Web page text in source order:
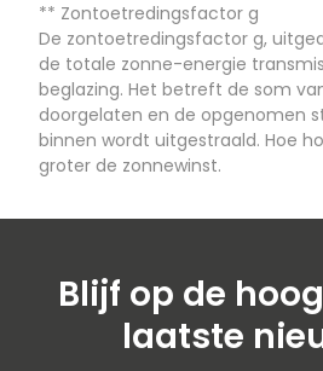
** Zontoetredingsfactor g
De zontoetredingsfactor g,
de totale zonne-energie
beglazing. Het betreft de som
doorgelaten en de opgenomen
binnen wordt uitgestraald. Hoe
groter de zonnewinst.
Blijf op de
laatste